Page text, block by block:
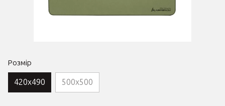
Розмір
420x490 500x500